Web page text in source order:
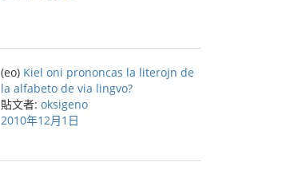
(eo) Kiel oni prononcas la literojn de
la alfabeto de via lingvo?
貼文者: oksigeno
2010年12月1日